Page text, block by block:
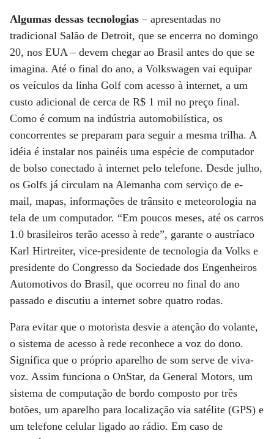
Algumas dessas tecnologias – apresentadas no
tradicional Salão de Detroit, que se encerra no domingo
20, nos EUA – devem chegar ao Brasil antes do que se
imagina. Até o final do ano, a Volkswagen vai equipar
os veículos da linha Golf com acesso à internet, a um
custo adicional de cerca de R$ 1 mil no preço final.
Como é comum na indústria automobilística, os
concorrentes se preparam para seguir a mesma trilha. A
idéia é instalar nos painéis uma espécie de computador
de bolso conectado à internet pelo telefone. Desde julho,
os Golfs já circulam na Alemanha com serviço de e-
mail, mapas, informações de trânsito e meteorologia na
tela de um computador. “Em poucos meses, até os carros
1.0 brasileiros terão acesso à rede”, garante o austríaco
Karl Hirtreiter, vice-presidente de tecnologia da Volks e
presidente do Congresso da Sociedade dos Engenheiros
Automotivos do Brasil, que ocorreu no final do ano
passado e discutiu a internet sobre quatro rodas.
Para evitar que o motorista desvie a atenção do volante,
o sistema de acesso à rede reconhece a voz do dono.
Significa que o próprio aparelho de som serve de viva-
voz. Assim funciona o OnStar, da General Motors, um
sistema de computação de bordo composto por três
botões, um aparelho para localização via satélite (GPS) e
um telefone celular ligado ao rádio. Em caso de